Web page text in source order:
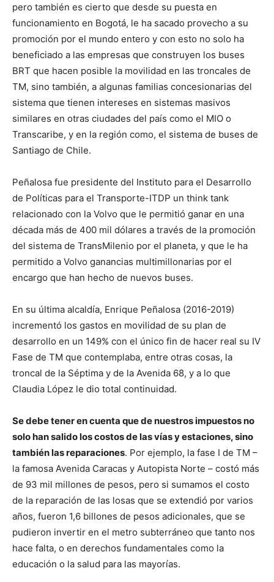
pero también es cierto que desde su puesta en
funcionamiento en Bogotá, le ha sacado provecho a su
promoción por el mundo entero y con esto no solo ha
beneficiado a las empresas que construyen los buses
BRT que hacen posible la movilidad en las troncales de
TM, sino también, a algunas familias concesionarias del
sistema que tienen intereses en sistemas masivos
similares en otras ciudades del país como el MIO o
Transcaribe, y en la región como, el sistema de buses de
Santiago de Chile.
Peñalosa fue presidente del Instituto para el Desarrollo
de Políticas para el Transporte-ITDP un think tank
relacionado con la Volvo que le permitió ganar en una
década más de 400 mil dólares a través de la promoción
del sistema de TransMilenio por el planeta, y que le ha
permitido a Volvo ganancias multimillonarias por el
encargo que han hecho de nuevos buses.
En su última alcaldía, Enrique Peñalosa (2016-2019)
incrementó los gastos en movilidad de su plan de
desarrollo en un 149% con el único fin de hacer real su IV
Fase de TM que contemplaba, entre otras cosas, la
troncal de la Séptima y de la Avenida 68, y a lo que
Claudia López le dio total continuidad.
Se debe tener en cuenta que de nuestros impuestos no
solo han salido los costos de las vías y estaciones, sino
también las reparaciones. Por ejemplo, la fase I de TM –
la famosa Avenida Caracas y Autopista Norte – costó más
de 93 mil millones de pesos, pero si sumamos el costo
de la reparación de las losas que se extendió por varios
años, fueron 1,6 billones de pesos adicionales, que se
pudieron invertir en el metro subterráneo que tanto nos
hace falta, o en derechos fundamentales como la
educación o la salud para las mayorías.